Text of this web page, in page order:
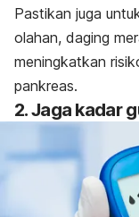
Pastikan juga
olahan, daging
meningkatkan
pankreas.
2. Jaga kadar